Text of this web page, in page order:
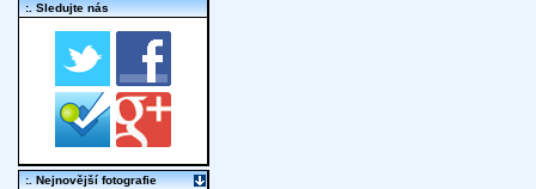
:. Sledujte nás
:. Nejnovější fotografie